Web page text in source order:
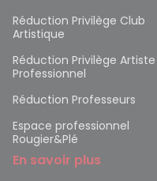
Réduction Privilège Club
Artistique
Réduction Privilège Artiste
Professionnel
Réduction Professeurs
Espace professionnel
Rougier&Plé
En savoir plus